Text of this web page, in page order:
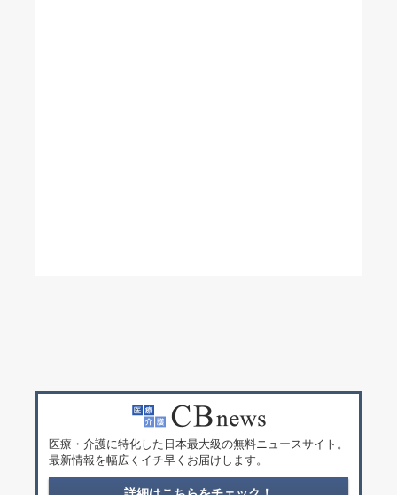
医療・介護に特化した日本最大級の無料ニュースサイト。
最新情報を幅広くイチ早くお届けします。